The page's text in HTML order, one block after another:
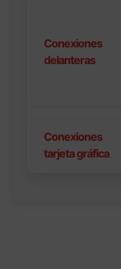
Conexiones
delanteras
Conexiones
tarjeta gráfica